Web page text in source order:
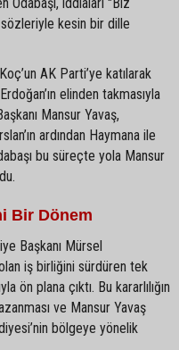
kesin bir dille
AK Parti’ye katılarak
elinden takmasıyla
Mansur Yavaş,
ardından Haymana ile
bu süreçte yola Mansur
Bir Dönem
Başkanı Mürsel
iş birliğini sürdüren tek
ön plana çıktı. Bu kararlılığın
ve Mansur Yavaş
bölgeye yönelik